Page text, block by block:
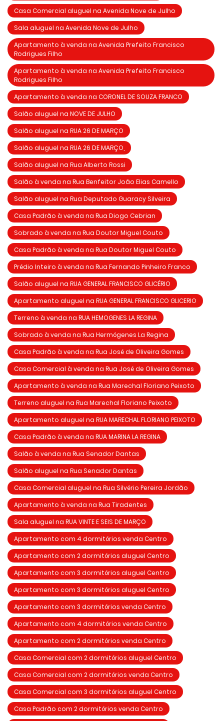
Casa Comercial aluguel na Avenida Nove de Julho
Sala aluguel na Avenida Nove de Julho
Apartamento à venda na Avenida Prefeito Francisco
Rodrigues Filho
Apartamento à venda na Avenida Prefeito Francisco
Rodrigues Filho
Apartamento à venda na CORONEL DE SOUZA FRANCO
Salão aluguel na NOVE DE JULHO
Salão aluguel na RUA 26 DE MARÇO
Salão aluguel na RUA 26 DE MARÇO,
Salão aluguel na Rua Alberto Rossi
Salão à venda na Rua Benfeitor João Elias Camello
Salão aluguel na Rua Deputado Guaracy Silveira
Casa Padrão à venda na Rua Diogo Cebrian
Sobrado à venda na Rua Doutor Miguel Couto
Casa Padrão à venda na Rua Doutor Miguel Couto
Prédio Inteiro à venda na Rua Fernando Pinheiro Franco
Salão aluguel na RUA GENERAL FRANCISCO GLICÉRIO
Apartamento aluguel na RUA GENERAL FRANCISCO GLICERIO
Terreno à venda na RUA HEMOGENES LA REGINA
Sobrado à venda na Rua Hermógenes La Regina
Casa Padrão à venda na Rua José de Oliveira Gomes
Casa Comercial à venda na Rua José de Oliveira Gomes
Apartamento à venda na Rua Marechal Floriano Peixoto
Terreno aluguel na Rua Marechal Floriano Peixoto
Apartamento aluguel na RUA MARECHAL FLORIANO PEIXOTO
Casa Padrão à venda na RUA MARINA LA REGINA
Salão à venda na Rua Senador Dantas
Salão aluguel na Rua Senador Dantas
Casa Comercial aluguel na Rua Silvério Pereira Jordão
Apartamento à venda na Rua Tiradentes
Sala aluguel na RUA VINTE E SEIS DE MARÇO
Apartamento com 4 dormitórios venda Centro
Apartamento com 2 dormitórios aluguel Centro
Apartamento com 3 dormitórios aluguel Centro
Apartamento com 3 dormitórios aluguel Centro
Apartamento com 3 dormitórios venda Centro
Apartamento com 4 dormitórios venda Centro
Apartamento com 2 dormitórios venda Centro
Casa Comercial com 2 dormitórios aluguel Centro
Casa Comercial com 2 dormitórios venda Centro
Casa Comercial com 3 dormitórios aluguel Centro
Casa Padrão com 2 dormitórios venda Centro